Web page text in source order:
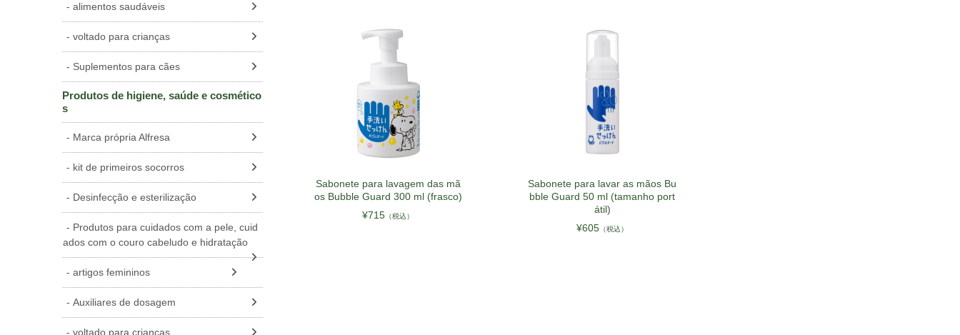
Sabonete para lavagem das mã
os Bubble Guard 300 ml (frasco)
¥715 （税込）
Sabonete para lavar as mãos Bu
bble Guard 50 ml (tamanho port
átil)
¥605 （税込）
alimentos saudáveis
voltado para crianças
Suplementos para cães
Produtos de higiene, saúde e cosmético
s
Marca própria Alfresa
kit de primeiros socorros
Desinfecção e esterilização
Produtos para cuidados com a pele, cuid
ados com o couro cabeludo e hidratação
artigos femininos
Auxiliares de dosagem
voltado para crianças